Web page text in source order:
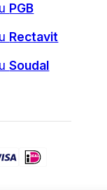
PGB
Rectavit
Soudal